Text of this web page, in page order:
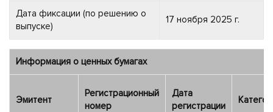
Дата фиксации (по решению о
выпуске)
17 ноября 2025 г.
Информация о ценных бумагах
Эмитент
Регистрационный
номер
Дата
регистрации